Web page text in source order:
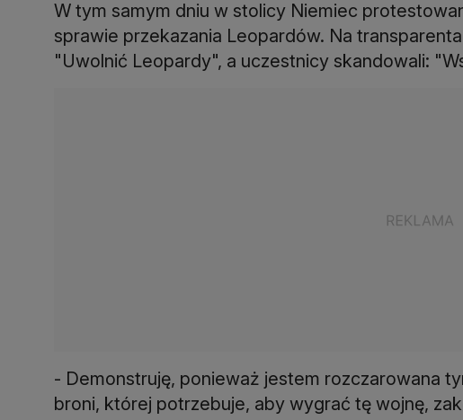
W tym samym dniu w stolicy Niemiec
sprawie przekazania Leopardów. Na
"Uwolnić Leopardy", a uczestnicy skandowali:
- Demonstruję, ponieważ jestem rozczarowana
broni, której potrzebuje, aby wygrać tę wojnę,